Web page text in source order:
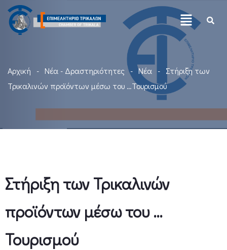
Αρχική Νέα - Δραστηριότητες Νέα
Στήριξη των
Τρικαλινών προϊόντων μέσω του …Τουρισμού
Στήριξη των Τρικαλινών
προϊόντων μέσω του …
Τουρισμού